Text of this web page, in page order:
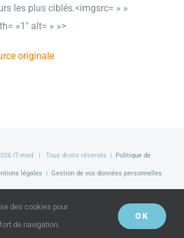
les plus ciblés.<imgsrc= » »
»1″ alt= » »>
originale
IT-med | Tous droits réservés | Politique de
légales | Gestion de vos données personnelles
des cookies pour
de navigation.
OK